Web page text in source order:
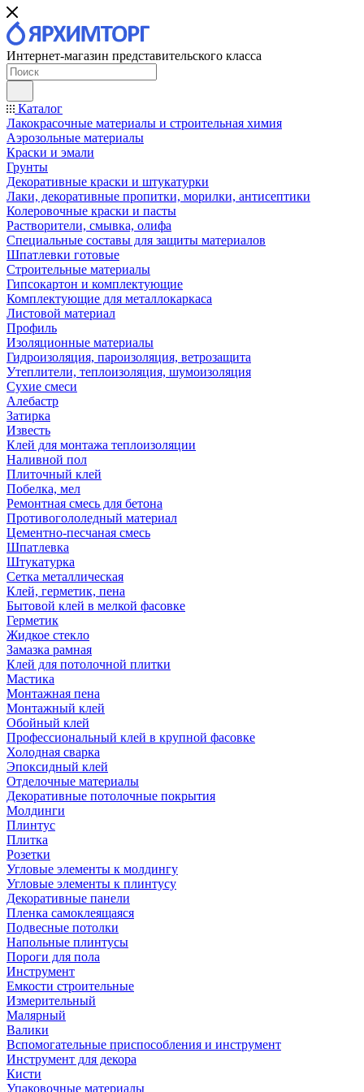
Интернет-магазин представительского класса
Каталог
Лакокрасочные материалы и строительная химия
Аэрозольные материалы
Краски и эмали
Грунты
Декоративные краски и штукатурки
Лаки, декоративные пропитки, морилки, антисептики
Колеровочные краски и пасты
Растворители, смывка, олифа
Специальные составы для защиты материалов
Шпатлевки готовые
Строительные материалы
Гипсокартон и комплектующие
Комплектующие для металлокаркаса
Листовой материал
Профиль
Изоляционные материалы
Гидроизоляция, пароизоляция, ветрозащита
Утеплители, теплоизоляция, шумоизоляция
Сухие смеси
Алебастр
Затирка
Известь
Клей для монтажа теплоизоляции
Наливной пол
Плиточный клей
Побелка, мел
Ремонтная смесь для бетона
Противогололедный материал
Цементно-песчаная смесь
Шпатлевка
Штукатурка
Сетка металлическая
Клей, герметик, пена
Бытовой клей в мелкой фасовке
Герметик
Жидкое стекло
Замазка рамная
Клей для потолочной плитки
Мастика
Монтажная пена
Монтажный клей
Обойный клей
Профессиональный клей в крупной фасовке
Холодная сварка
Эпоксидный клей
Отделочные материалы
Декоративные потолочные покрытия
Молдинги
Плинтус
Плитка
Розетки
Угловые элементы к молдингу
Угловые элементы к плинтусу
Декоративные панели
Пленка самоклеящаяся
Подвесные потолки
Напольные плинтусы
Пороги для пола
Инструмент
Емкости строительные
Измерительный
Малярный
Валики
Вспомогательные приспособления и инструмент
Инструмент для декора
Кисти
Упаковочные материалы